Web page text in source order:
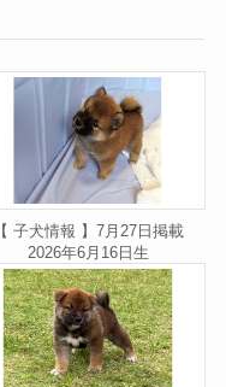
【 子犬情報 】7月27日掲載
2026年6月16日生